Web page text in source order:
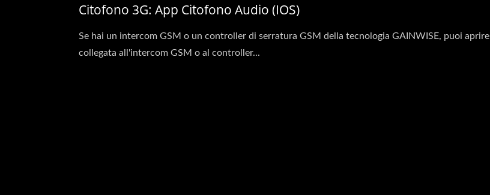
Citofono 3G: App Citofono Audio (iOS)
Se hai un intercom GSM o un controller di serratura GSM della tecnologia GAINWISE, puoi
collegata all'intercom GSM o al controller...